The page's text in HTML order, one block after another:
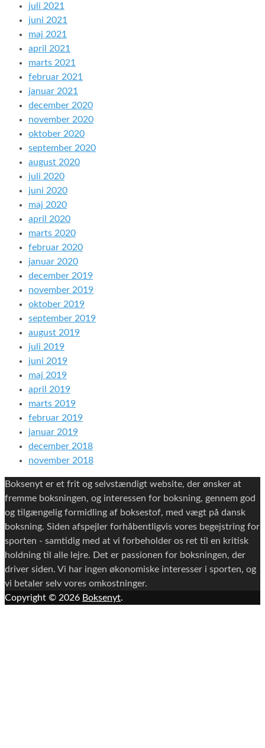
juli 2021
juni 2021
maj 2021
april 2021
marts 2021
februar 2021
januar 2021
december 2020
november 2020
oktober 2020
september 2020
august 2020
juli 2020
juni 2020
maj 2020
april 2020
marts 2020
februar 2020
januar 2020
december 2019
november 2019
oktober 2019
september 2019
august 2019
juli 2019
juni 2019
maj 2019
april 2019
marts 2019
februar 2019
januar 2019
december 2018
november 2018
Boksenyt er et frit og selvstændigt website, der ønsker at
fremme boksningen, og interessen for boksning, gennem god
og tilgængelig formidling af boksestof, med vægt på dansk
boksning. Siden afspejler forhåbentligvis vores begejstring for
sporten - samtidig med at vi forbeholder os ret til en kritisk
holdning til alle lejre. Det er passionen for boksningen, der
driver siden. Vi har ingen økonomiske interesser i sporten, og
vi betaler selv vores omkostninger.
Copyright © 2026 Boksenyt.